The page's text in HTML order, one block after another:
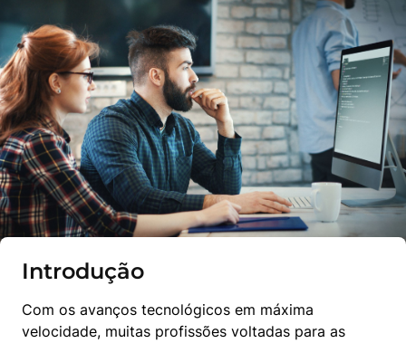
Introdução
Com os avanços tecnológicos em máxima
velocidade, muitas profissões voltadas para as